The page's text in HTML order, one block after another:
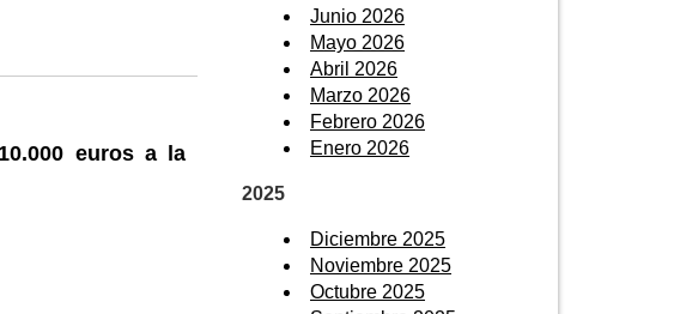
euros a la
Junio 2026
Mayo 2026
Abril 2026
Marzo 2026
Febrero 2026
Enero 2026
2025
Diciembre 2025
Noviembre 2025
Octubre 2025